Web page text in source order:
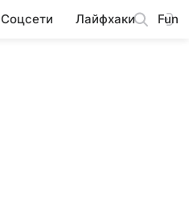
Соцсети Лайфхаки Fun